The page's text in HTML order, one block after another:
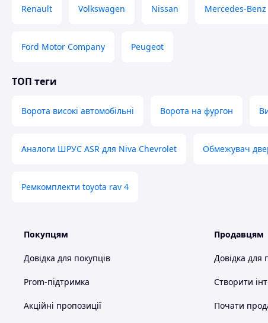
Renault Volkswagen Nissan Mercedes-Benz
Ford Motor Company Peugeot
ТОП теги
Ворота високі автомобільні Ворота на фургон
Аналоги ШРУС ASR для Niva Chevrolet Обмежувач
Ремкомплекти toyota rav 4
Покупцям
Довідка для покупців
Prom-підтримка
Акційні пропозиції
Продавцям
Довідка для
Створити
Почати